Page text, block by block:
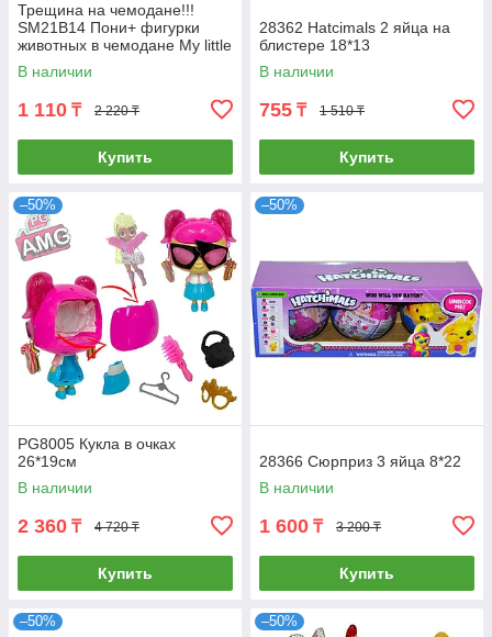
Трещина на чемодане!!!
SM21B14 Пони+ фигурки
животных в чемодане My little
Horse 20*20см
В наличии
1 110 ₸ 2 220 ₸
Купить
28362 Hatсimals 2 яйца на
блистере 18*13
В наличии
755 ₸ 1 510 ₸
Купить
–50%
PG8005 Кукла в очках
26*19см
В наличии
2 360 ₸ 4 720 ₸
Купить
–50%
28366 Сюрприз 3 яйца 8*22
В наличии
1 600 ₸ 3 200 ₸
Купить
–50% –50%